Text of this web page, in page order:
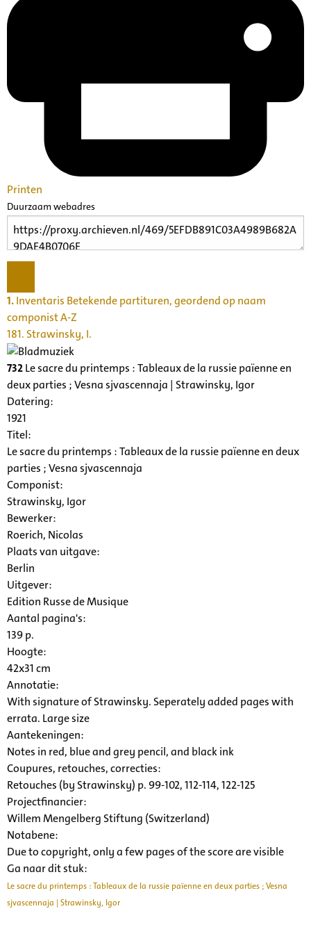
Printen
Duurzaam webadres
1.Inventaris Betekende partituren, geordend op naam
componist A-Z
181. Strawinsky, I.
732Le sacre du printemps : Tableaux de la russie païenne en
deux parties ; Vesna sjvascennaja | Strawinsky, Igor
Datering:
1921
Titel:
Le sacre du printemps : Tableaux de la russie païenne en deux
parties ; Vesna sjvascennaja
Componist:
Strawinsky, Igor
Bewerker:
Roerich, Nicolas
Plaats van uitgave:
Berlin
Uitgever:
Edition Russe de Musique
Aantal pagina's:
139 p.
Hoogte:
42x31 cm
Annotatie:
With signature of Strawinsky. Seperately added pages with
errata. Large size
Aantekeningen:
Notes in red, blue and grey pencil, and black ink
Coupures, retouches, correcties:
Retouches (by Strawinsky) p. 99-102, 112-114, 122-125
Projectfinancier:
Willem Mengelberg Stiftung (Switzerland)
Notabene:
Due to copyright, only a few pages of the score are visible
Ga naar dit stuk:
Le sacre du printemps : Tableaux de la russie païenne en deux parties ; Vesna
sjvascennaja | Strawinsky, Igor